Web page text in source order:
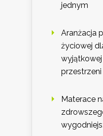
jednym
Aranżacja
życiowej
przestrzeni
Materace